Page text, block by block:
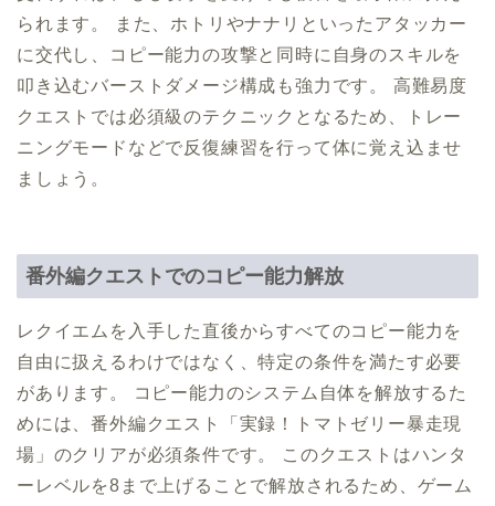
られます。 また、ホトリやナナリといったアタッカー
に交代し、コピー能力の攻撃と同時に自身のスキルを
叩き込むバーストダメージ構成も強力です。 高難易度
クエストでは必須級のテクニックとなるため、トレー
ニングモードなどで反復練習を行って体に覚え込ませ
ましょう。
番外編クエストでのコピー能力解放
レクイエムを入手した直後からすべてのコピー能力を
自由に扱えるわけではなく、特定の条件を満たす必要
があります。 コピー能力のシステム自体を解放するた
めには、番外編クエスト「実録！トマトゼリー暴走現
場」のクリアが必須条件です。 このクエストはハンタ
ーレベルを8まで上げることで解放されるため、ゲーム